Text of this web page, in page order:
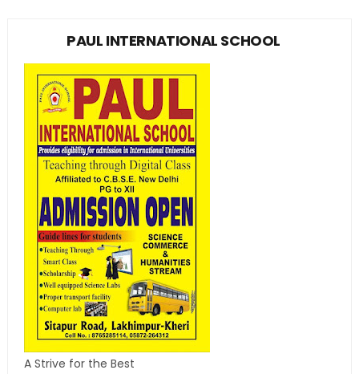
PAUL INTERNATIONAL SCHOOL
A Strive for the Best